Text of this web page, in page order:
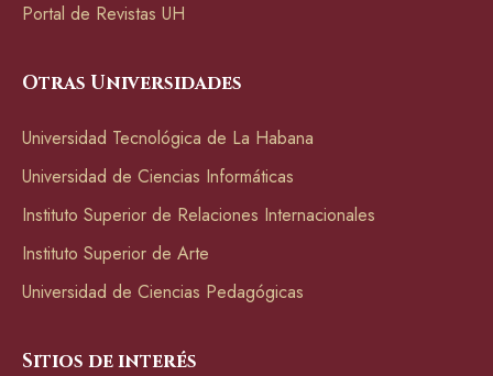
Portal de Revistas UH
Otras Universidades
Universidad Tecnológica de La Habana
Universidad de Ciencias Informáticas
Instituto Superior de Relaciones Internacionales
Instituto Superior de Arte
Universidad de Ciencias Pedagógicas
Sitios de interés